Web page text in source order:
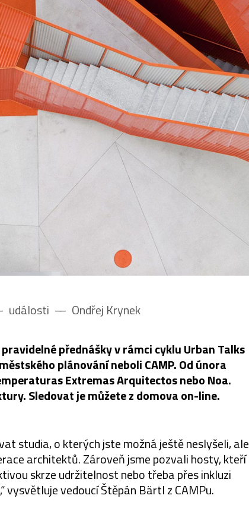
události –– Ondřej Krynek
přednášky v rámci cyklu Urban Talks
plánování neboli CAMP. Od února
Extremas Arquitectos nebo Noa.
Sledovat je můžete z domova on-line.
studia, o kterých jste možná ještě neslyšeli, ale
architektů. Zároveň jsme pozvali hosty, kteří
skrze udržitelnost nebo třeba přes inkluzi
vysvětluje vedoucí Štěpán Bärtl z CAMPu.